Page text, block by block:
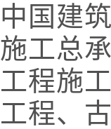
中国建
施工总
工程施
工程、